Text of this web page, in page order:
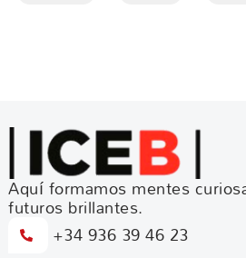
Aquí formamos mentes
futuros brillantes.
+34 936 39 46 23